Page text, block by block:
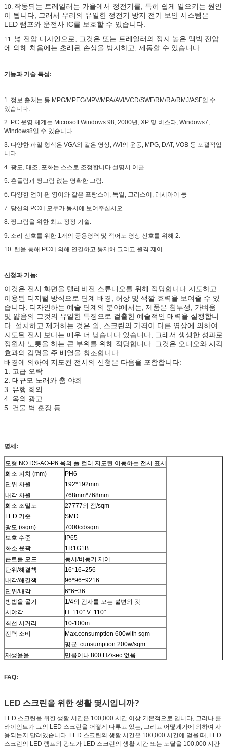
10. 작동되는 트레일러는 가을에서 정전기를, 특히 쉽게 일으키는 원인
이 됩니다, 그래서 우리의 유일한 정전기 방지 전기 보안 시스템은
LED 램프와 운전사 IC를 보호할 수 있습니다.
11. 넓 전압 디자인으로, 그것은 또는 트레일러의 정지 높은 맥박 전압
에 의해 처음에는 초래된 손상을 방지하고, 제동할 수 있습니다.
기능과 기술 특성:
1. 정보 출처는 등 MPG/MPEG/MPV/MPA/AVI/VCD/SWF/RM/RA/RMJ/ASF일 수
있습니다.
2. PC 운영 체계는 Microsoft Windows 98, 2000년, XP 및 비스타, Windows7,
Windows8일 수 있습니다
3. 다양한 파일 형식은 VGA와 같은 영상, AVI의 운동, MPG, DAT, VOB 등 포괄적입
니다.
4. 광도, 대조, 포화는 스스로 조정합니다 설명서 이골.
5. 흔들림과 찡그림 없는 명확한 그림.
6. 다양한 언어 판 영어와 같은 프랑스어, 독일, 그리스어, 러시아어 등
7. 당신의 PC에 모두가 동시에 보여주십시오.
8. 찡그림을 위한 최고 정정 기술.
9. 소리 신호를 위한 1개의 공용영역 및 적어도 영상 신호를 위해 2.
10. 랜을 통해 PC에 의해 연결하고 통제해 그리고 원격 제어.
신청과 기능:
이것은 전시 화면을 텔레비전 스튜디오를 위해 적당합니다 지도하고
이용된 디지털 방식으로 단계 배경, 허상 및 색깔 효력을 보여줄 수 있
습니다. 디자인하는 예술 단계의 분야에서는, 제품은 침투성, 가벼움
및 얇음의 그것의 유일한 특징으로 걸출한 예술적인 매력을 실행합니
다. 설치하고 제거하는 것은 쉽, 스크린의 가격이 다른 영상에 의하여
지도된 전시 보다는 매우 더 낮습니다 있습니다, 그래서 생생한 성과로
정원사 노릇을 하는 큰 부위를 위해 적당합니다. 그것은 오디오와 시각
효과의 감명을 주 배열을 창조합니다.
배경에 의하여 지도된 전시의 신청은 다음을 포함합니다:
1. 고급 오락
2. 대규모 노래와 춤 야회
3. 유행 회의
4. 옥외 광고
5. 건물 벽 훈장 등.
명세:
모형 NO.DS-AO-P6 옥외 풀 컬러 지도된 이동하는 전시 표시
화소 피치 (mm)
PH6
단위 차원
192*192mm
내각 차원
768mm*768mm
화소 조밀도
27777의 점/sqm
LED 기준
SMD
광도 (/sqm)
7000cd/sqm
보호 수준
IP65
화소 윤곽
1R1G1B
콘트롤 모드
동시/비동기 제어
단위/해결책
16*16=256
내각/해결책
96*96=9216
단위/내각
6*6=36
방법을 몰기
1/4의 검사를 모는 불변의 것
시야각
H: 110° V: 110°
최선 시거리
10-100m
전력 소비
Max.consumption 600with sqm
평균. cunsumption 200w/sqm
재생율을
만큼이나 800 HZ/sec 없음
FAQ:
LED 스크린을 위한 생활 몇시입니까?
LED 스크린을 위한 생활 시간은 100,000 시간 이상 기본적으로 입니다, 그러나 클
라이언트가 그의 LED 스크린을 어떻게 다루고 있는, 그리고 어떻게가에 의하여 사
용되는지 달려있습니다. LED 스크린의 생활 시간은 100,000 시간에 얻을 때, LED
스크린의 LED 램프의 광도가 LED 스크린의 생활 시간 또는 도달을 100,000 시간